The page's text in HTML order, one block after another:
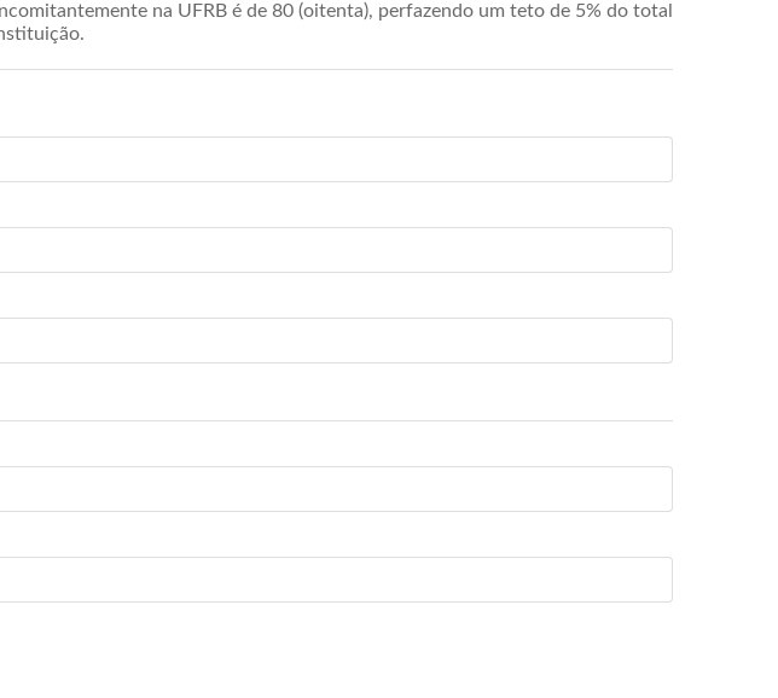
na UFRB é de 80 (oitenta), perfazendo um teto de 5% do total